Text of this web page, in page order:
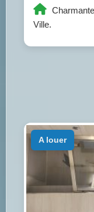
Ville.
a louer